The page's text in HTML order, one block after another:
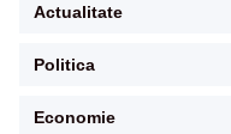
Actualitate
Politica
Economie